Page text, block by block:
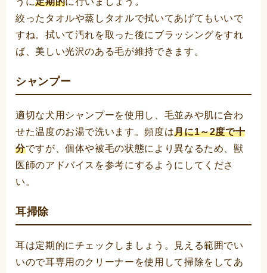
絞ったタオルや蒸しタオルで拭いてあげてもいいで
すね。拭いて汚れを取った後にブラッシングをすれ
ば、美しい光沢のある毛が維持できます。
シャンプー
適切な犬用シャンプーを使用し、毛並みや肌に合わ
せた温度のお湯で洗います。頻度は月に1～2度で十
分ですが、個体や被毛の状態により異なるため、獣
医師のアドバイスを参考にするようにしてくださ
い。
耳掃除
耳は定期的にチェックしましょう。見える範囲でい
いので耳専用のクリーナーを使用して掃除をしてあ